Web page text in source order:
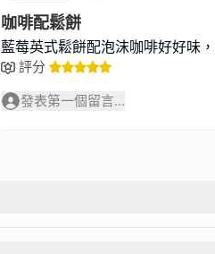
咖啡配鬆餅
藍莓英式鬆餅配泡沫咖啡好好味
評分
發表第一個留言...